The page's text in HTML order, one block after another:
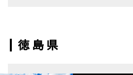
徳島県